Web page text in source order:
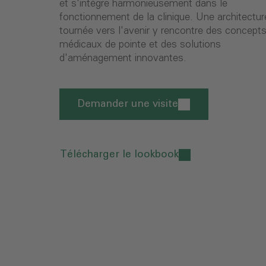
et s'intègre harmonieusement dans le
fonctionnement de la clinique. Une
tournée vers l'avenir y rencontre des concepts
médicaux de pointe et des solutions
d'aménagement innovantes.
Demander une visite
Télécharger le lookbook